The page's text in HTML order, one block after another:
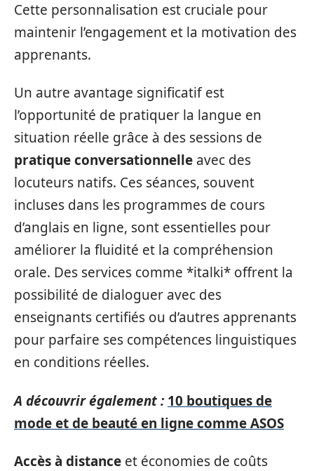
Cette personnalisation est cruciale pour
maintenir l’engagement et la motivation des
apprenants.
Un autre avantage significatif est
l’opportunité de pratiquer la langue en
situation réelle grâce à des sessions de
pratique conversationnelle avec des
locuteurs natifs. Ces séances, souvent
incluses dans les programmes de cours
d’anglais en ligne, sont essentielles pour
améliorer la fluidité et la compréhension
orale. Des services comme *italki* offrent la
possibilité de dialoguer avec des
enseignants certifiés ou d’autres apprenants
pour parfaire ses compétences linguistiques
en conditions réelles.
A découvrir également : 10 boutiques de
mode et de beauté en ligne comme ASOS
Accès à distance et économies de coûts